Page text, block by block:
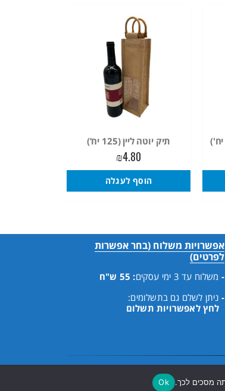
תיק יוטה ליין (125 יח’)
₪4.80
הוסף לעגלה
אפשרויות משלוח (בחר אפשרות
לפרטים)
- משלוח עד 3 ימי עסקים
: 55 ש"ח
- ניתן לשלם גם בתשלומים:
לחץ לאפשרויות תשלום
Ok